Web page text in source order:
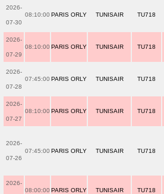
2026-
07-30
08:10:00 PARIS ORLY TUNISAIR TU718
2026-
07-29
08:10:00 PARIS ORLY TUNISAIR TU718
2026-
07-28
07:45:00 PARIS ORLY TUNISAIR TU718
2026-
07-27
08:10:00 PARIS ORLY TUNISAIR TU718
2026-
07-26
07:45:00 PARIS ORLY TUNISAIR TU718
2026-
08:00:00 PARIS ORLY TUNISAIR TU718